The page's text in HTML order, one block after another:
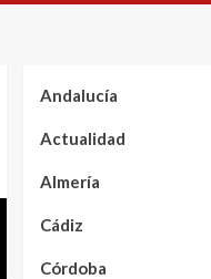
Andalucía
Actualidad
Almería
Cádiz
Córdoba